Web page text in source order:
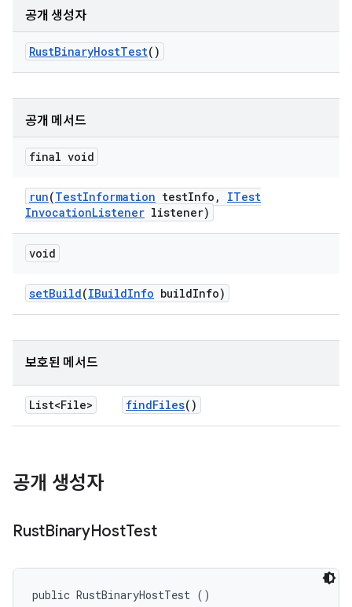
공개 생성자
RustBinaryHostTest()
공개 메서드
final void
run(TestInformation testInfo ,
ITest
InvocationListener listener)
void
setBuild(IBuildInfo buildInfo)
보호된 메서드
List<File> findFiles()
공개 생성자
RustBinaryHostTest
public RustBinaryHostTest ()